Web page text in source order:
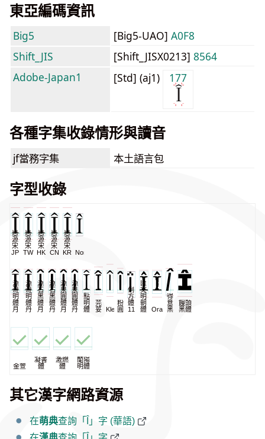
東亞編碼資訊
Big5 [Big5-UAO] A0F8
Shift_JIS
[Shift_JISX0213] 8564
Adobe-Japan1
[Std] (aj1) 177
各種字集收錄情形與讀音
jf當務字集 本土語言包
字型收錄
思
源
宋
JP
思
源
宋
TW
思
源
宋
HK
思
源
宋
CN
思
源
宋
KR NomNaTong
源
流
明
體
月
源
流
明
體
丹
源
石
黑
體
月
源
石
黑
體
丹
源
泉
圓
體
月
源
泉
圓
體
丹
一
點
明
體
芫
荽 KleeOne
粉
圓
俐
方
體
11
匯
文
明
朝
體
Oradano
得
意
黑
饅頭
黑體
金萱
凝書
體
激燃
體
蘭陽
明體
其它漢字網路資源
在萌典查詢「Î」字 (華語)